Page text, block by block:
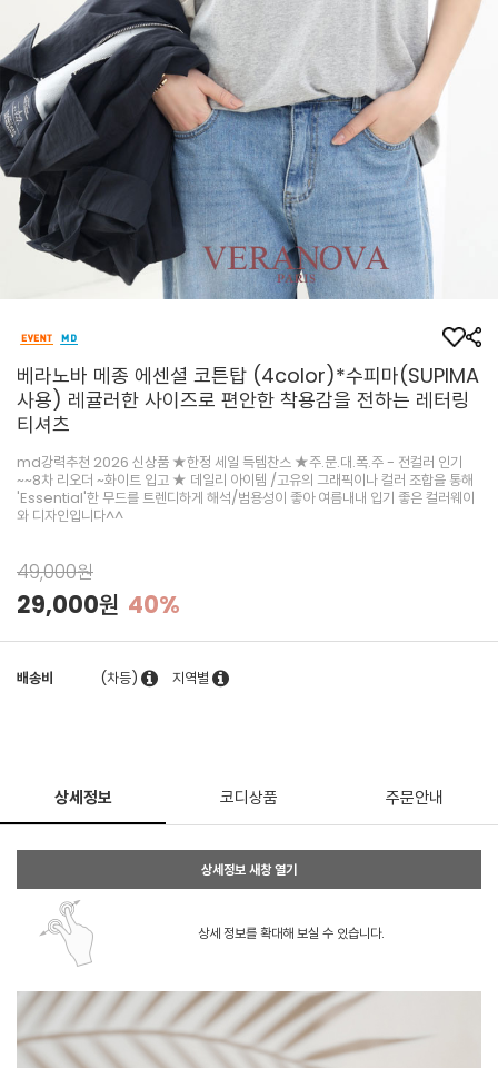
베라노바 메종 에센셜 코튼탑 (4color)*수피마(SUPIMA
사용) 레귤러한 사이즈로 편안한 착용감을 전하는 레터링
티셔츠
md강력추천 2026 신상품 ★한정 세일 득템찬스 ★주.문.대.폭.주 - 전컬러 인기
~~8차 리오더 ~화이트 입고 ★ 데일리 아이템 /고유의 그래픽이나 컬러 조합을 통해
'Essential'한 무드를 트렌디하게 해석/범용성이 좋아 여름내내 입기 좋은 컬러웨이
와 디자인입니다^^
49,000원
29,000원 40%
배송비 (차등) 지역별
상세정보 코디상품 주문안내
상세정보 새창 열기
상세 정보를 확대해 보실 수 있습니다.